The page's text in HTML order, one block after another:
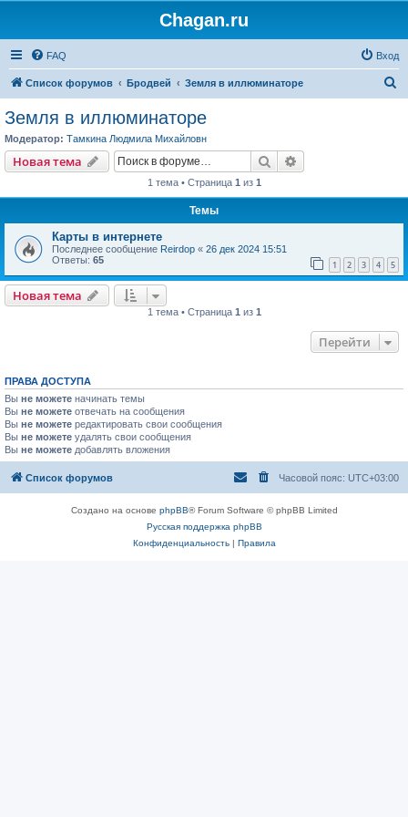
Chagan.ru
FAQ Вход
Список форумов Бродвей Земля в иллюминаторе
Земля в иллюминаторе
Модератор: Тамкина Людмила Михайловн
Новая тема Поиск
1 тема • Страница 1 из 1
Темы
Карты в интернете
Последнее сообщение Reirdop « 26 дек 2024 15:51
Ответы: 65 1 2 3 4 5
Новая тема
1 тема • Страница 1 из 1
Перейти
ПРАВА ДОСТУПА
Вы не можете начинать темы
Вы не можете отвечать на сообщения
Вы не можете редактировать свои сообщения
Вы не можете удалять свои сообщения
Вы не можете добавлять вложения
Список форумов Часовой пояс: UTC+03:00
Создано на основе phpBB® Forum Software © phpBB Limited
Русская поддержка phpBB
Конфиденциальность| Правила